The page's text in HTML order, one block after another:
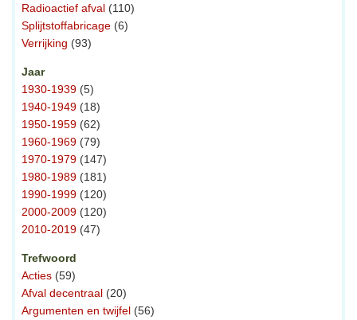
Radioactief afval (110)
Splijtstoffabricage (6)
Verrijking (93)
Jaar
1930-1939 (5)
1940-1949 (18)
1950-1959 (62)
1960-1969 (79)
1970-1979 (147)
1980-1989 (181)
1990-1999 (120)
2000-2009 (120)
2010-2019 (47)
Trefwoord
Acties (59)
Afval decentraal (20)
Argumenten en twijfel (56)